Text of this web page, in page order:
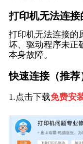
打印机无法连接
打印机无法连接的
坏、驱动程序未正
本身故障。
快速连接（推荐
1.点击下载免费安